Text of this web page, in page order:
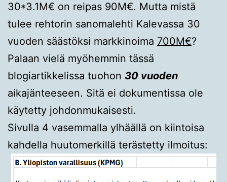
30*3.1M€ on reipas 90M€. Mutta mistä
tulee rehtorin sanomalehti Kalevassa 30
vuoden säästöksi markkinoima 700M€?
Palaan vielä myöhemmin tässä
blogiartikkelissa tuohon 30 vuoden
aikajänteeseen. Sitä ei dokumentissa ole
käytetty johdonmukaisesti.
Sivulla 4 vasemmalla ylhäällä on kiintoisa
kahdella huutomerkillä terästetty ilmoitus: